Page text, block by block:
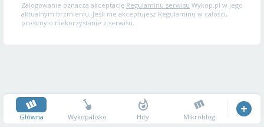
Zalogowanie oznacza akceptację Regulaminu serwisu Wykop.pl w jego
aktualnym brzmieniu. Jeśli nie akceptujesz Regulaminu w całości,
prosimy o niekorzystanie z serwisu.
Główna Wykopalisko Hity Mikroblog